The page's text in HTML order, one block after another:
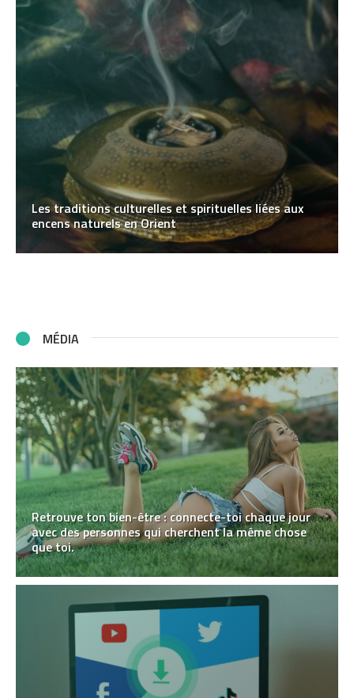
Les traditions culturelles et spirituelles liées aux
encens naturels en Orient
MÉDIA
Retrouve ton bien-être : connecte-toi chaque jour
avec des personnes qui cherchent la même chose
que toi.